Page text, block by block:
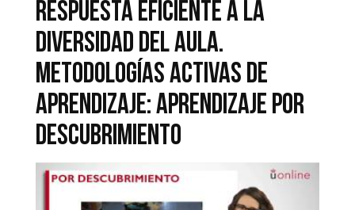
RESPUESTA EFICIENTE A LA
DIVERSIDAD DEL AULA.
METODOLOGÍAS ACTIVAS DE
APRENDIZAJE: APRENDIZAJE POR
DESCUBRIMIENTO